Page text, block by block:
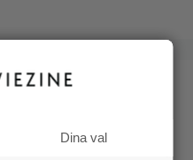
Dina val